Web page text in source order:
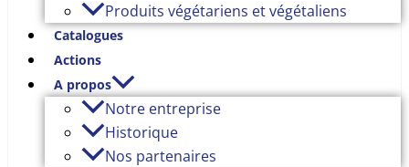
Produits végétariens et végétaliens
Catalogues
Actions
A propos
Notre entreprise
Historique
Nos partenaires